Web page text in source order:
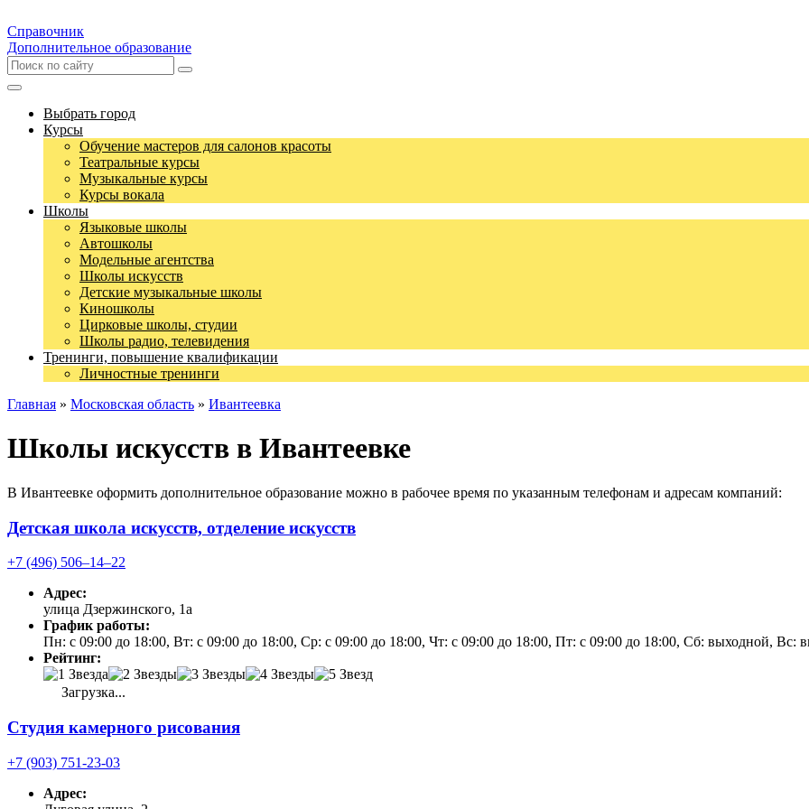
Справочник
Дополнительное образование
Выбрать город
Курсы
Обучение мастеров для салонов красоты
Театральные курсы
Музыкальные курсы
Курсы вокала
Школы
Языковые школы
Автошколы
Модельные агентства
Школы искусств
Детские музыкальные школы
Киношколы
Цирковые школы, студии
Школы радио, телевидения
Тренинги, повышение квалификации
Личностные тренинги
Главная » Московская область » Ивантеевка
Школы искусств в Ивантеевке
В Ивантеевке оформить дополнительное образование можно в рабочее время по указанным телефонам и адресам компаний:
Детская школа искусств, отделение искусств
+7 (496) 506‒14‒22
Адрес:
улица Дзержинского, 1а
График работы:
Пн: с 09:00 до 18:00, Вт: с 09:00 до 18:00, Ср: с 09:00 до 18:00, Чт: с 09:00 до 18:00, Пт: с 09:00 до 18:00, Сб: выходной, Вс:
Рейтинг:
Загрузка...
Студия камерного рисования
+7 (903) 751-23-03
Адрес: